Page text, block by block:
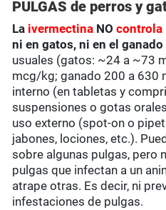
PULGAS de perros y
La ivermectina NOcontrola
ni en gatos,ni en el ganado
usuales (gatos: ~24 a ~73
mcg/kg; ganado 200 a 630
interno (en tabletas y
suspensiones o gotas
uso externo (spot-on o
jabones, lociones, etc.).
sobre algunas pulgas, pero
pulgas que infectan a un
atrape otras. Es decir, ni
infestaciones de pulgas.